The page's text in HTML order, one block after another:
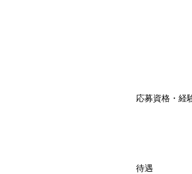
応募資格・経
待遇